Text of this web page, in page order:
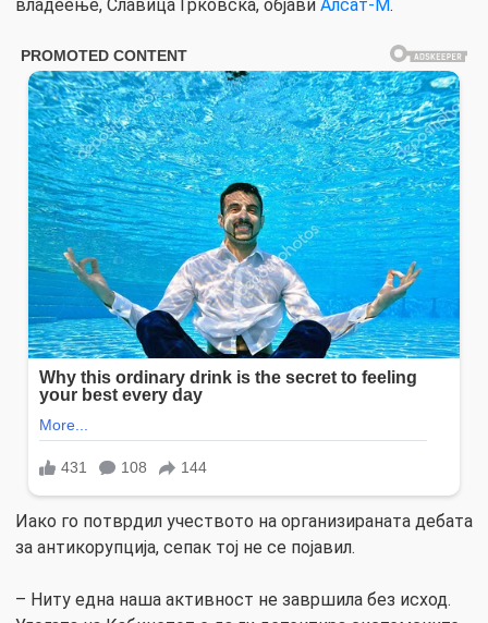
владеење, Славица Грковска, објави Алсат-М.
Иако го потврдил учеството на организираната дебата
за антикорупција, сепак тој не се појавил.
– Ниту една наша активност не завршила без исход.